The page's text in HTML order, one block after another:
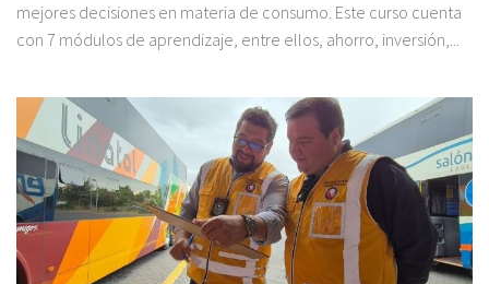
mejores decisiones en materia de consumo. Este curso cuenta
con 7 módulos de aprendizaje, entre ellos, ahorro, inversión,...